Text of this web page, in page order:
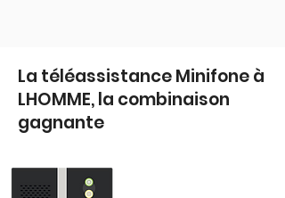
La téléassistance Minifone à
LHOMME, la combinaison
gagnante